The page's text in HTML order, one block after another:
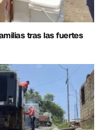
tras las fuertes